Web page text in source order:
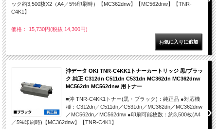
ック約3,500枚X2（A4／5%印刷時）【MC362dnw】【MC562dnw】【TNR-
C4K1】
価格： 15,730円(税抜 14,300円)
沖データ OKI TNR-C4KK1トナーカートリッジ 黒/ブラッ
ク 純正 C312dn C511dn C531dn MC362dn MC362dnw
MC562dn MC562dnw 用トナー
■沖 TNR-C4KK1トナー(黒・ブラック)：純正品 ●対応機
種：C312dn／C511dn／C531dn／MC362dn／MC362dnw
／MC562dn／MC562dnw ●印刷可能枚数：約3,500枚(A4
／5%印刷時)【MC362dnw】【TNR-C4K1】